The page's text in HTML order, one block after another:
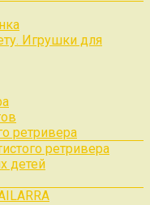
Игрушки для
ретривера
ретривера
детей